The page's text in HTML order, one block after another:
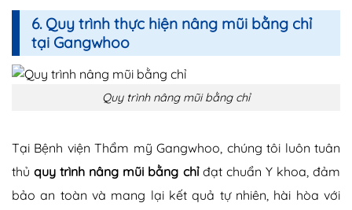
6. Quy trình thực hiện nâng mũi bằng chỉ
tại Gangwhoo
Quy trình nâng mũi bằng chỉ
Tại Bệnh viện Thẩm mỹ Gangwhoo, chúng tôi luôn tuân
thủquy trình nâng mũi bằng chỉđạt chuẩn Y khoa, đảm
bảo an toàn và mang lại kết quả tự nhiên, hài hòa với